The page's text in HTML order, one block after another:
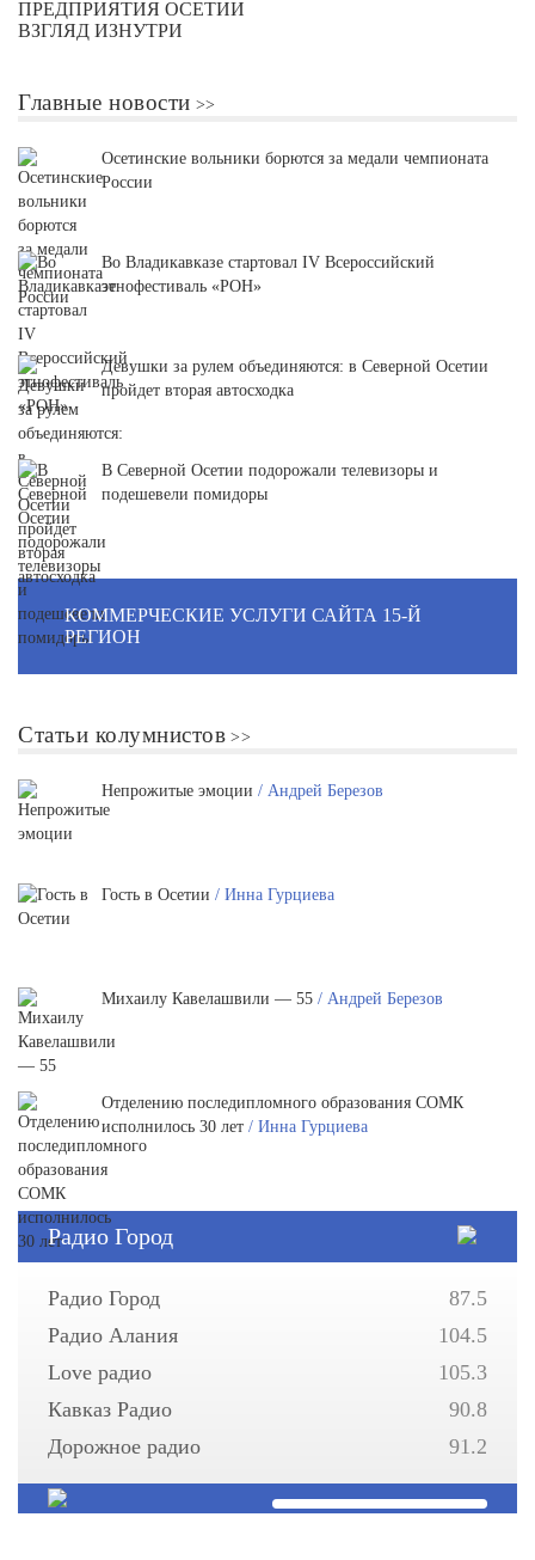
ПРЕДПРИЯТИЯ ОСЕТИИ
ВЗГЛЯД ИЗНУТРИ
Главные новости
Осетинские вольники борются за медали чемпионата
России
Во Владикавказе стартовал IV Всероссийский
этнофестиваль «РОН»
Девушки за рулем объединяются: в Северной Осетии
пройдет вторая автосходка
В Северной Осетии подорожали телевизоры и
подешевели помидоры
КОММЕРЧЕСКИЕ УСЛУГИ САЙТА 15-Й
РЕГИОН
Статьи колумнистов
Непрожитые эмоции / Андрей Березов
Гость в Осетии / Инна Гурциева
Михаилу Кавелашвили — 55 / Андрей Березов
Отделению последипломного образования СОМК
исполнилось 30 лет / Инна Гурциева
Радио Город
Радио Город
87.5
Радио Алания
104.5
Love радио
105.3
Кавказ Радио
90.8
Дорожное радио
91.2